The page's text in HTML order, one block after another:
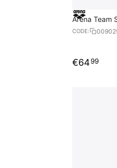
Arena Team
CODE:
€6499